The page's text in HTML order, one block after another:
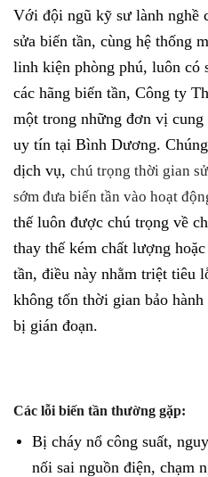
Với đội ngũ kỹ sư lành nghề
sửa biến tần, cùng hệ thống
linh kiện phòng phú, luôn có
các hãng biến tần, Công ty
một trong những đơn vị
uy tín tại Bình Dương.
dịch vụ, chú trọng thời gian
sớm đưa biến tần vào hoạt
thế luôn được chú trọng về
thay thế kém chất lượng
tần, điều này nhằm triệt tiêu
không tốn thời gian bảo
bị gián đoạn.
Các lỗi biến tần thường gặp:
Bị cháy nổ công suất,
nối sai nguồn điện, chạm